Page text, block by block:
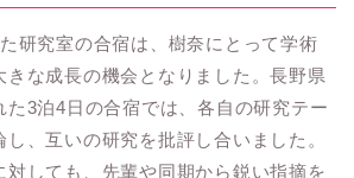
研究室の合宿は、樹奈にとって学術
きな成長の機会となりました。長野県
た3泊4日の合宿では、各自の研究テー
、互いの研究を批評し合いました。
対しても、先輩や同期から鋭い指摘を